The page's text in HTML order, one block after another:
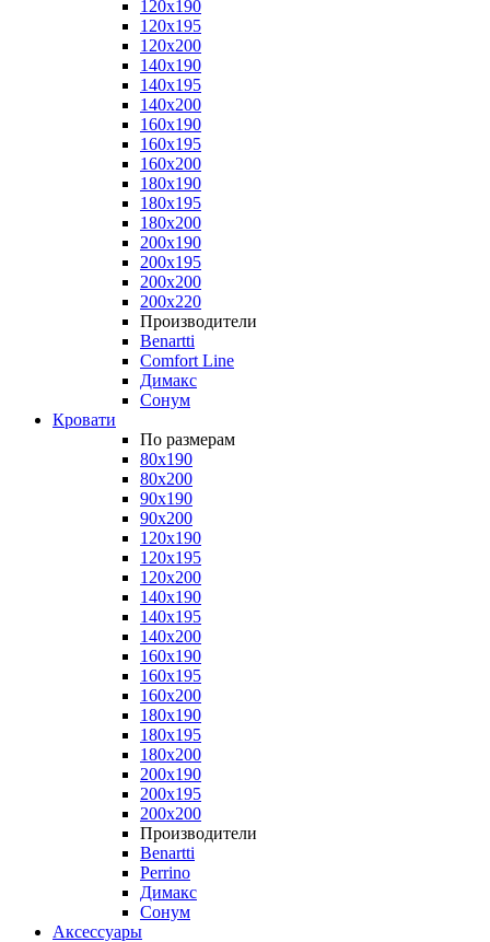
120x190
120x195
120x200
140x190
140x195
140x200
160x190
160x195
160x200
180x190
180x195
180x200
200x190
200x195
200x200
200x220
Производители
Benartti
Comfort Line
Димакс
Сонум
Кровати
По размерам
80x190
80x200
90x190
90x200
120x190
120x195
120x200
140x190
140x195
140x200
160x190
160x195
160x200
180x190
180x195
180x200
200x190
200x195
200x200
Производители
Benartti
Perrino
Димакс
Сонум
Аксессуары